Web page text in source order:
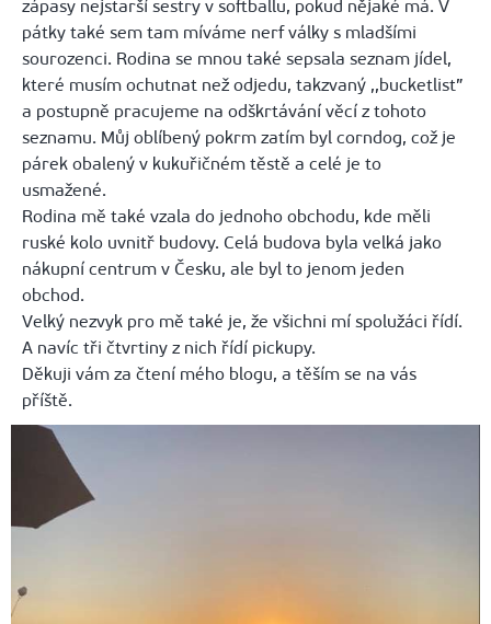
zápasy nejstarší sestry v softballu, pokud nějaké má. V
pátky také sem tam míváme nerf války s mladšími
sourozenci. Rodina se mnou také sepsala seznam jídel,
které musím ochutnat než odjedu, takzvaný ,,bucketlist”
a postupně pracujeme na odškrtávání věcí z tohoto
seznamu. Můj oblíbený pokrm zatím byl corndog, což je
párek obalený v kukuřičném těstě a celé je to
usmažené.
Rodina mě také vzala do jednoho obchodu, kde měli
ruské kolo uvnitř budovy. Celá budova byla velká jako
nákupní centrum v Česku, ale byl to jenom jeden
obchod.
Velký nezvyk pro mě také je, že všichni mí spolužáci řídí.
A navíc tři čtvrtiny z nich řídí pickupy.
Děkuji vám za čtení mého blogu, a těším se na vás
příště.